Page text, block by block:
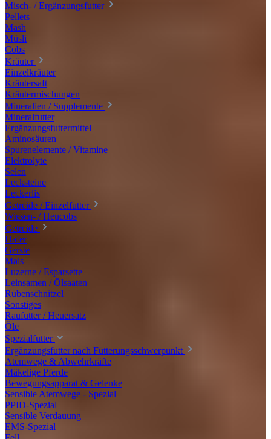
Misch- / Ergänzungsfutter
Pellets
Mash
Müsli
Cobs
Kräuter
Einzelkräuter
Kräutersaft
Kräutermischungen
Mineralien / Supplemente
Mineralfutter
Ergänzungsfuttermittel
Aminosäuren
Spurenelemente / Vitamine
Elektrolyte
Selen
Lecksteine
Leckerlis
Getreide / Einzelfutter
Wiesen- / Heucobs
Getreide
Hafer
Gerste
Mais
Luzerne / Esparsette
Leinsamen / Ölsaaten
Rübenschnitzel
Sonstiges
Raufutter / Heuersatz
Öle
Spezialfutter
Ergänzungsfutter nach Fütterungsschwerpunkt
Atemwege & Abwehrkräfte
Mäkelige Pferde
Bewegungsapparat & Gelenke
Sensible Atemwege - Spezial
PPID-Spezial
Sensible Verdauung
EMS-Spezial